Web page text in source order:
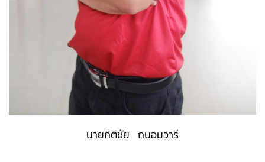
นายกิติชัย ถนอมวารี